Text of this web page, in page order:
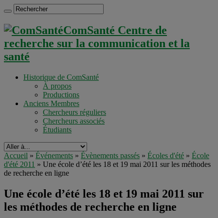
ComSanté Centre de
recherche sur la communication et la
santé
Historique de ComSanté
À propos
Productions
Anciens Membres
Chercheurs réguliers
Chercheurs associés
Étudiants
Accueil » Événements » Évènements passés » Écoles d'été » École
d'été 2011 » Une école d’été les 18 et 19 mai 2011 sur les méthodes
de recherche en ligne
Une école d’été les 18 et 19 mai 2011 sur
les méthodes de recherche en ligne